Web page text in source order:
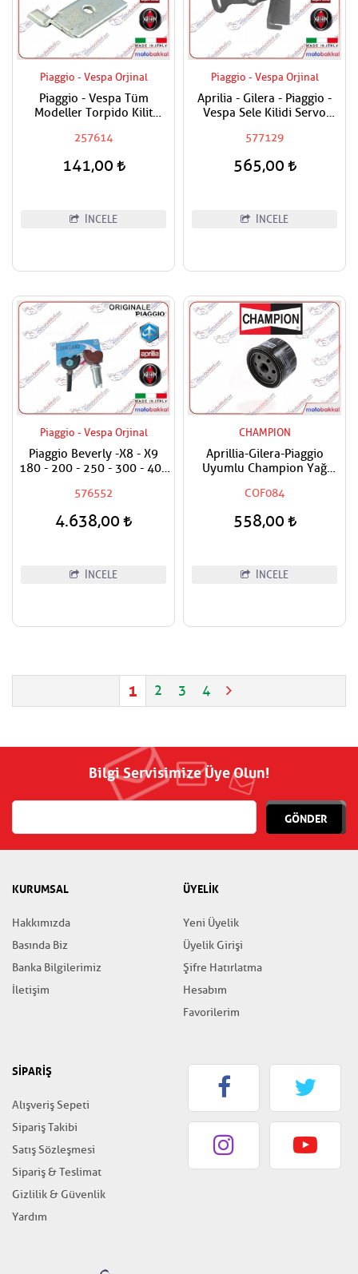
Piaggio - Vespa Orjinal
Piaggio - Vespa Tüm
Modeller Torpido Kilit
257614
141,00
İNCELE
Piaggio - Vespa Orjinal
Aprilia - Gilera - Piaggio -
Vespa Sele Kilidi Servo
577129
565,00
İNCELE
Piaggio - Vespa Orjinal
Piaggio Beverly -X8 - X9
180 - 200 - 250 - 300 - 400
Silindir Seti
576552
4.638,00
İNCELE
CHAMPION
Aprillia-Gilera-Piaggio
Uyumlu Champion Yağ
COF084
558,00
İNCELE
1 2 3 4
Bilgi Servisimize Üye Olun!
GÖNDER
KURUMSAL
Hakkımızda
Basında Biz
Banka Bilgilerimiz
İletişim
ÜYELİK
Yeni Üyelik
Üyelik Girişi
Şifre Hatırlatma
Hesabım
Favorilerim
SİPARİŞ
Alışveriş Sepeti
Sipariş Takibi
Satış Sözleşmesi
Sipariş & Teslimat
Gizlilik & Güvenlik
Yardım